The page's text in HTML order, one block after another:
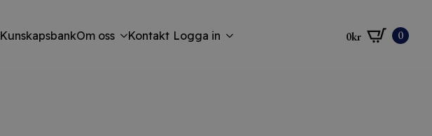
KunskapsbankOm oss Kontakt Logga in 0kr 0